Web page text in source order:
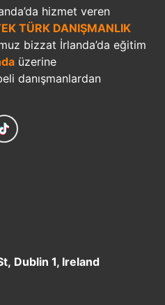
hizmet veren
TÜRK DANIŞMANLIK
bizzat İrlanda’da eğitim
üzerine
danışmanlardan
Dublin 1, Ireland